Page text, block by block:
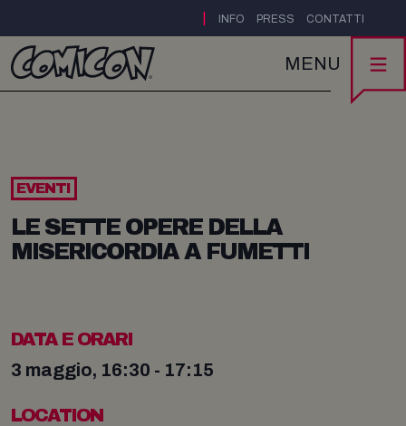
INFO PRESS CONTATTI
MENU
EVENTI
LE SETTE OPERE DELLA
MISERICORDIA A FUMETTI
DATA E ORARI
3 maggio, 16:30 - 17:15
LOCATION